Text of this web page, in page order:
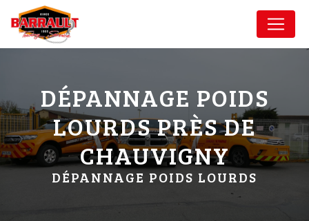
DÉPANNAGE POIDS
LOURDS PRÈS DE
CHAUVIGNY
DÉPANNAGE POIDS LOURDS
Panneau de gestion des cookies